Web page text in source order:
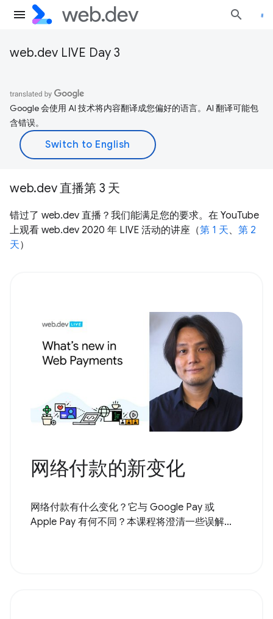
web.dev LIVE Day 3
Google 会使用 AI 技术将内容翻译成您偏好的语言。AI 翻译可能包
含错误。
web.dev 直播第 3 天
错过了 web.dev 直播？我们能满足您的要求。在 YouTube
上观看 web.dev 2020 年 LIVE 活动的讲座（第 1 天、 第 2
天）
网络付款的新变化
网络付款有什么变化？它与 Google Pay 或
Apple Pay 有何不同？本课程将澄清一些误解...